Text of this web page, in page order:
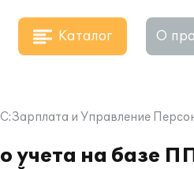
Каталог О
и Управление
учета на базе